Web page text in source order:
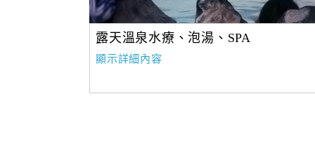
露天溫泉水療、泡湯、SPA
顯示詳細內容